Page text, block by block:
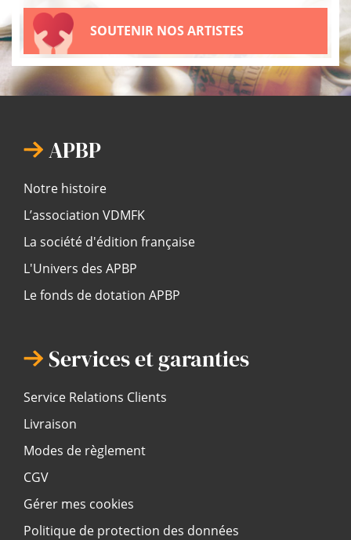
SOUTENIR NOS ARTISTES
APBP
Notre histoire
L’association VDMFK
La société d'édition française
L'Univers des APBP
Le fonds de dotation APBP
Services et garanties
Service Relations Clients
Livraison
Modes de règlement
CGV
Gérer mes cookies
Politique de protection des données